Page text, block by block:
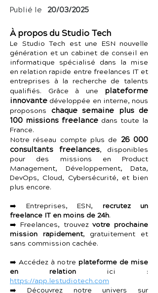
Publié le 20/03/2025
À propos du Studio Tech
Le Studio Tech est une ESN nouvelle
génération et un cabinet de conseil en
informatique spécialisé dans la mise
en relation rapide entre freelances IT et
entreprises à la recherche de talents
qualifiés. Grâce à une plateforme
innovante développée en interne, nous
proposons chaque semaine plus de
100 missions freelance dans toute la
France.
Notre réseau compte plus de 26 000
consultants freelances, disponibles
pour des missions en Product
Management, Développement, Data,
DevOps, Cloud, Cybersécurité, et bien
plus encore.
➡️ Entreprises, ESN, recrutez un
freelance IT en moins de 24h.
➡️ Freelances, trouvezvotre prochaine
mission rapidement, gratuitement et
sans commission cachée.
➡️ Accédez à notre plateforme de mise
en relationici :
https://app.lestudiotech.com
➡️ Découvrez notre univers sur